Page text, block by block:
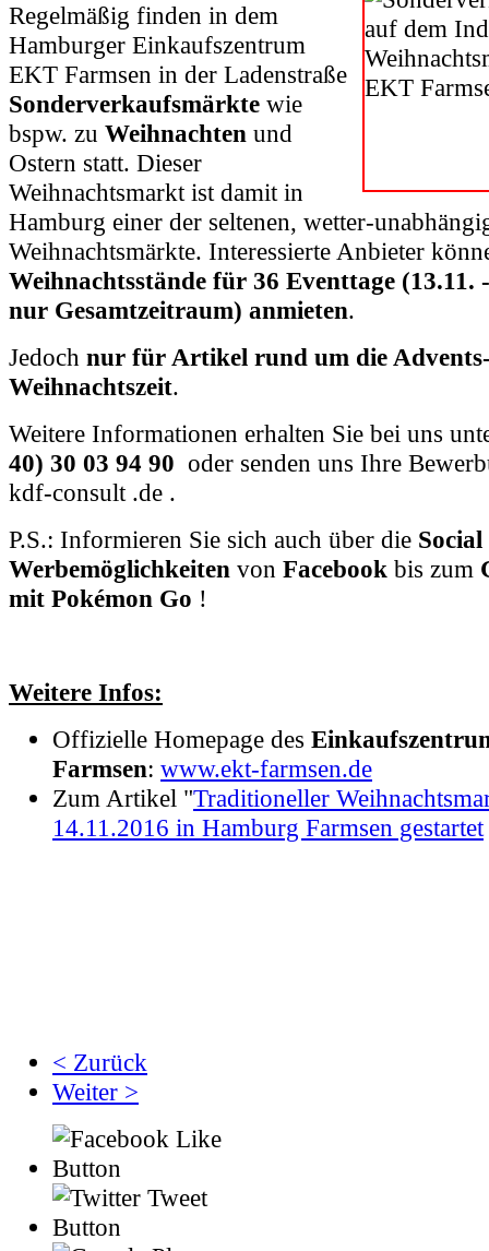
Regelmäßig finden in dem
Hamburger Einkaufszentrum
EKT Farmsen in der Ladenstraße
Sonderverkaufsmärkte wie
bspw. zu Weihnachten und
Ostern statt. Dieser
Weihnachtsmarkt ist damit in
Hamburg einer der seltenen, wetter-
Weihnachtsmärkte. Interessierte Anbieter
Weihnachtsstände für 36 Eventtage (13.11.
nur Gesamtzeitraum) anmieten.
Jedoch nur für Artikel rund um die
Weihnachtszeit.
Weitere Informationen erhalten Sie bei uns
40) 30 03 94 90 oder senden uns Ihre
kdf-consult .de .
P.S.: Informieren Sie sich auch über die
Werbemöglichkeiten von Facebook bis zum
mit Pokémon Go !
Weitere Infos:
Offizielle Homepage des
Farmsen: www.ekt-farmsen.de
Zum Artikel "Traditioneller
14.11.2016 in Hamburg Farmsen gestartet
< Zurück
Weiter >